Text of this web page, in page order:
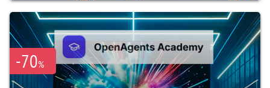
-70%